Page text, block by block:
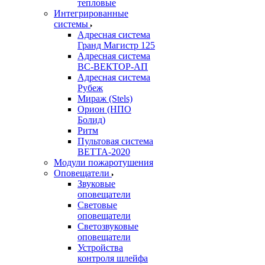
тепловые
Интегрированные
системы
Адресная система
Гранд Магистр 125
Адресная система
ВС-ВЕКТОР-АП
Адресная система
Рубеж
Мираж (Stels)
Орион (НПО
Болид)
Ритм
Пультовая система
ВЕТТА-2020
Модули пожаротушения
Оповещатели
Звуковые
оповещатели
Световые
оповещатели
Светозвуковые
оповещатели
Устройства
контроля шлейфа